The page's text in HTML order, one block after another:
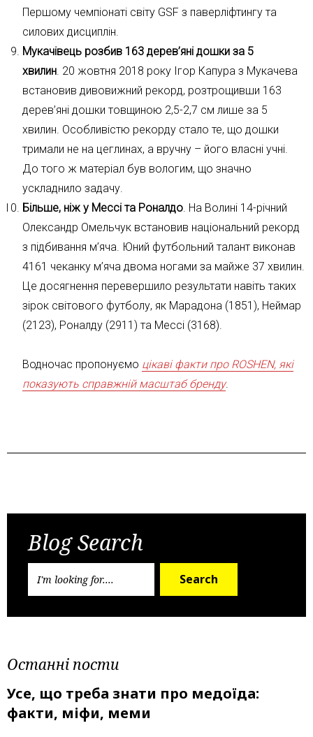
Першому чемпіонаті світу GSF з паверліфтингу та
силових дисциплін.
Мукачівець розбив 163 дерев’яні дошки за 5
хвилин . 20 жовтня 2018 року Ігор Капура з Мукачева
встановив дивовижний рекорд, розтрощивши 163
дерев’яні дошки товщиною 2,5-2,7 см лише за 5
хвилин. Особливістю рекорду стало те, що дошки
тримали не на цеглинах, а вручну – його власні учні.
До того ж матеріал був вологим, що значно
ускладнило задачу.
Більше, ніж у Мессі та Роналдо . На Волині 14-річний
Олександр Омельчук встановив національний рекорд
з підбивання м’яча. Юний футбольний талант виконав
4161 чеканку м’яча двома ногами за майже 37 хвилин.
Це досягнення перевершило результати навіть таких
зірок світового футболу, як Марадона (1851), Неймар
(2123), Роналду (2911) та Мессі (3168).
Водночас пропонуємо цікаві факти про ROSHEN, які
показують справжній масштаб бренду.
Blog Search
Search
Останні пости
Усе, що треба знати про медоїда:
факти, міфи, меми